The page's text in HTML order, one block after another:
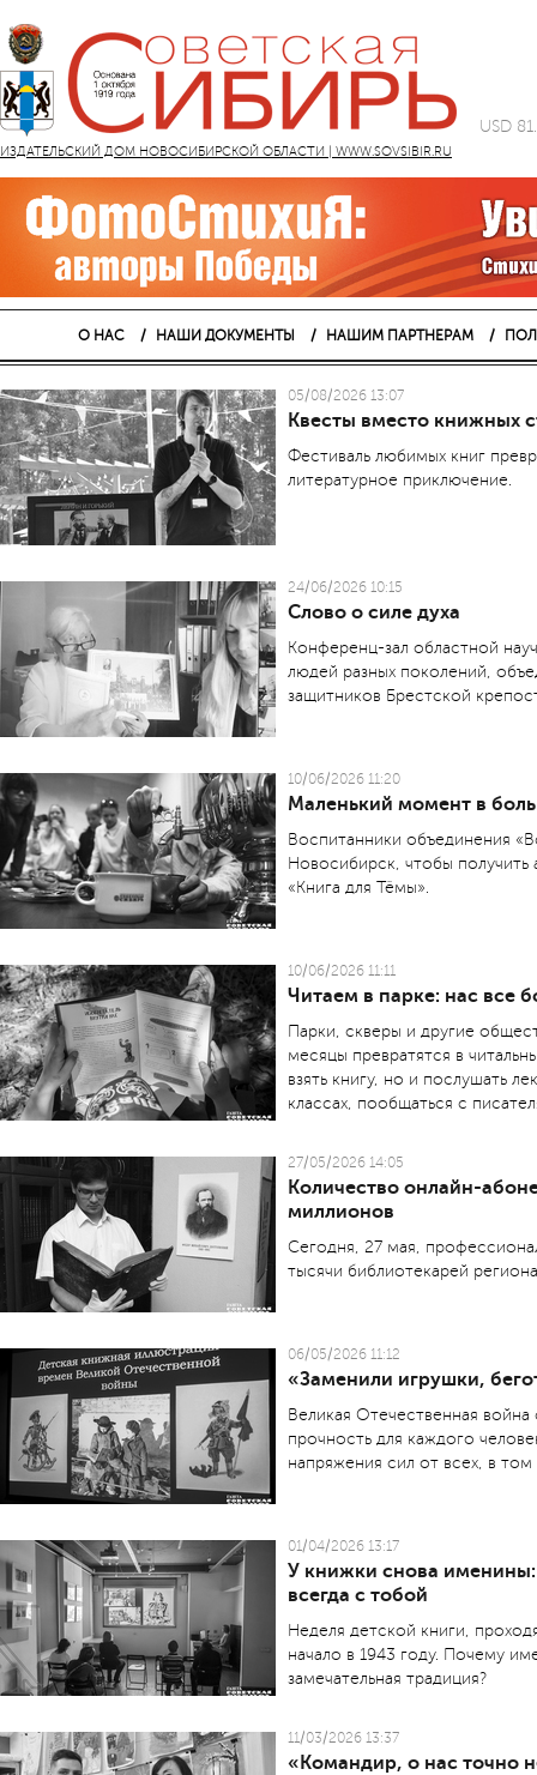
ИЗДАТЕЛЬСКИЙ ДОМ НОВОСИБИРСКОЙ ОБЛАСТИ | WWW.SOVSIBIR.RU
USD
О НАС НАШИ ДОКУМЕНТЫ НАШИМ ПАРТНЕРАМ
05/08/2026 13:07
Квесты вместо книжных
Фестиваль любимых книг
литературное приключение.
24/06/2026 10:15
Слово о силе духа
Конференц-зал областной
людей разных поколений,
защитников Брестской
10/06/2026 11:20
Маленький момент в
Воспитанники объединения
Новосибирск, чтобы получить
«Книга для Тёмы».
10/06/2026 11:11
Читаем в парке: нас все
Парки, скверы и другие
месяцы превратятся в
взять книгу, но и послушать
классах, пообщаться с
27/05/2026 14:05
Количество онлайн-
миллионов
Сегодня, 27 мая,
тысячи библиотекарей
06/05/2026 11:12
«Заменили игрушки,
Великая Отечественная
прочность для каждого
напряжения сил от всех, в том
01/04/2026 13:17
У книжки снова
всегда с тобой
Неделя детской книги,
начало в 1943 году. Почему
замечательная традиция?
11/03/2026 13:37
«Командир, о нас точно